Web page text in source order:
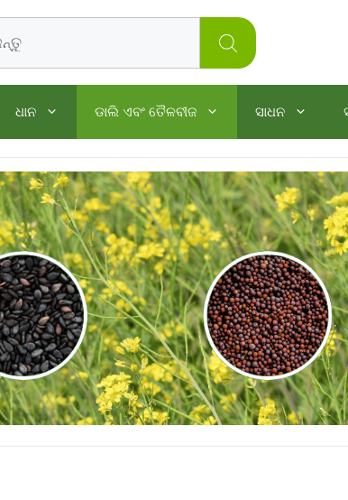
ଧାନ ଡାଲି ଏବଂ ତୈଳବୀଜ ସାଧନ